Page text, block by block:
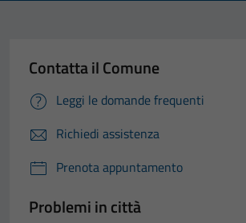
Contatta il Comune
Leggi le domande frequenti
Richiedi assistenza
Prenota appuntamento
Problemi in città